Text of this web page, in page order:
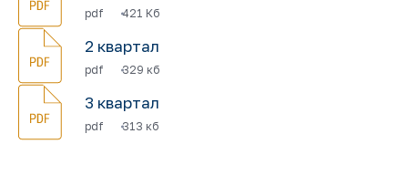
pdf 421 Кб
2 квартал
pdf 329 кб
3 квартал
pdf 313 кб